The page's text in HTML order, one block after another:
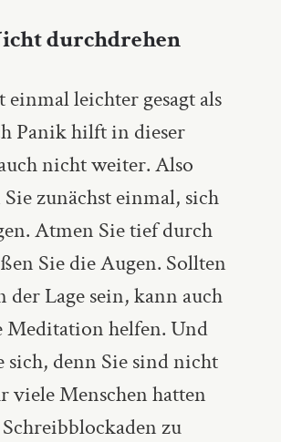
durchdrehen
einmal leichter gesagt als
Panik hilft in dieser
nicht weiter. Also
zunächst einmal, sich
Atmen Sie tief durch
Sie die Augen. Sollten
der Lage sein, kann auch
Meditation helfen. Und
sich, denn Sie sind nicht
viele Menschen hatten
zu